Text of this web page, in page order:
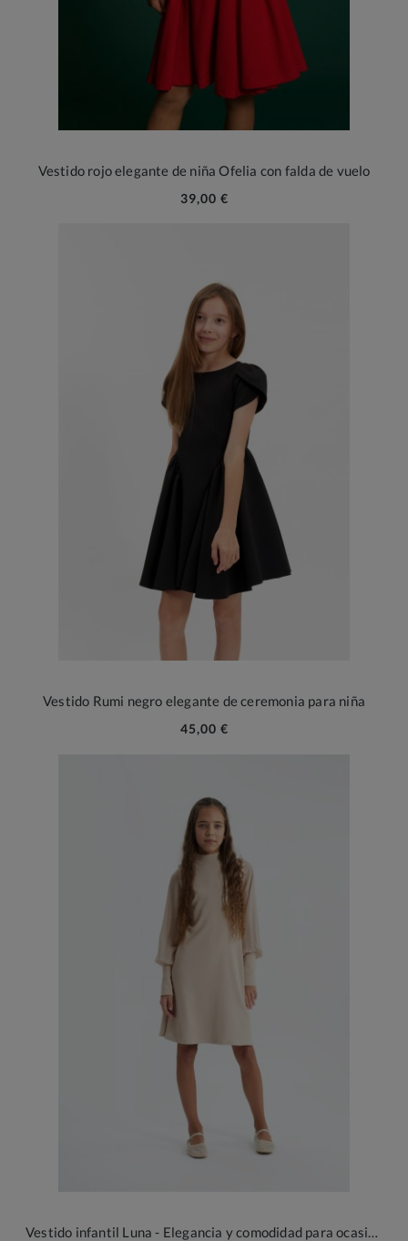
Vestido rojo elegante de niña Ofelia con falda de vuelo
39,00 €
Vestido Rumi negro elegante de ceremonia para niña
45,00 €
Vestido infantil Luna - Elegancia y comodidad para ocasiones especiales